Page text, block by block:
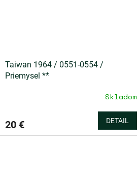
Taiwan 1964 / 0551-0554 /
Priemysel **
Skladom
20 € DETAIL